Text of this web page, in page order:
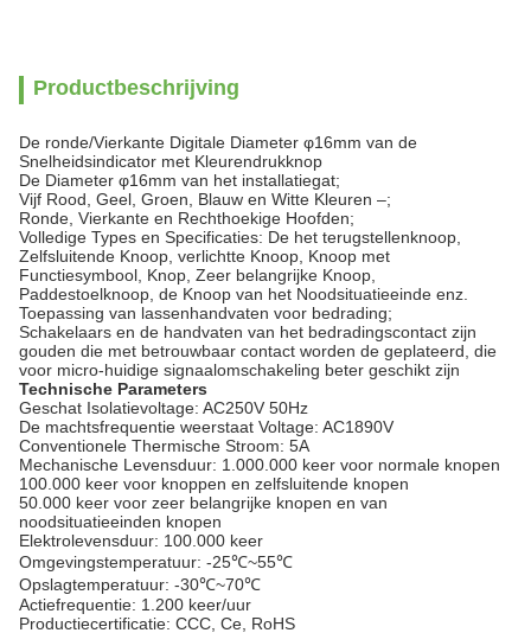
Productbeschrijving
De ronde/Vierkante Digitale Diameter φ16mm van de
Snelheidsindicator met Kleurendrukknop
De Diameter φ16mm van het installatiegat;
Vijf Rood, Geel, Groen, Blauw en Witte Kleuren –;
Ronde, Vierkante en Rechthoekige Hoofden;
Volledige Types en Specificaties: De het terugstellenknoop,
Zelfsluitende Knoop, verlichtte Knoop, Knoop met
Functiesymbool, Knop, Zeer belangrijke Knoop,
Paddestoelknoop, de Knoop van het Noodsituatieeinde enz.
Toepassing van lassenhandvaten voor bedrading;
Schakelaars en de handvaten van het bedradingscontact zijn
gouden die met betrouwbaar contact worden de geplateerd, die
voor micro-huidige signaalomschakeling beter geschikt zijn
Technische Parameters
Geschat Isolatievoltage: AC250V 50Hz
De machtsfrequentie weerstaat Voltage: AC1890V
Conventionele Thermische Stroom: 5A
Mechanische Levensduur: 1.000.000 keer voor normale knopen
100.000 keer voor knoppen en zelfsluitende knopen
50.000 keer voor zeer belangrijke knopen en van
noodsituatieeinden knopen
Elektrolevensduur: 100.000 keer
Omgevingstemperatuur: -25℃~55℃
Opslagtemperatuur: -30℃~70℃
Actiefrequentie: 1.200 keer/uur
Productiecertificatie: CCC, Ce, RoHS